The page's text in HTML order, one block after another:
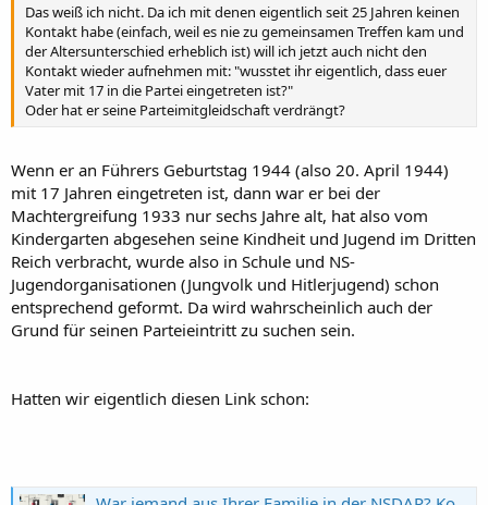
Das weiß ich nicht. Da ich mit denen eigentlich seit 25 Jahren keinen
Kontakt habe (einfach, weil es nie zu gemeinsamen Treffen kam und
der Altersunterschied erheblich ist) will ich jetzt auch nicht den
Kontakt wieder aufnehmen mit: "wusstet ihr eigentlich, dass euer
Vater mit 17 in die Partei eingetreten ist?"
Oder hat er seine Parteimitgleidschaft verdrängt?
Wenn er an Führers Geburtstag 1944 (also 20. April 1944)
mit 17 Jahren eingetreten ist, dann war er bei der
Machtergreifung 1933 nur sechs Jahre alt, hat also vom
Kindergarten abgesehen seine Kindheit und Jugend im Dritten
Reich verbracht, wurde also in Schule und NS-
Jugendorganisationen (Jungvolk und Hitlerjugend) schon
entsprechend geformt. Da wird wahrscheinlich auch der
Grund für seinen Parteieintritt zu suchen sein.
Hatten wir eigentlich diesen Link schon: